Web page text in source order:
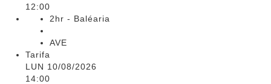
12:00
2hr - Baléaria
AVE
Tarifa
LUN 10/08/2026
14:00